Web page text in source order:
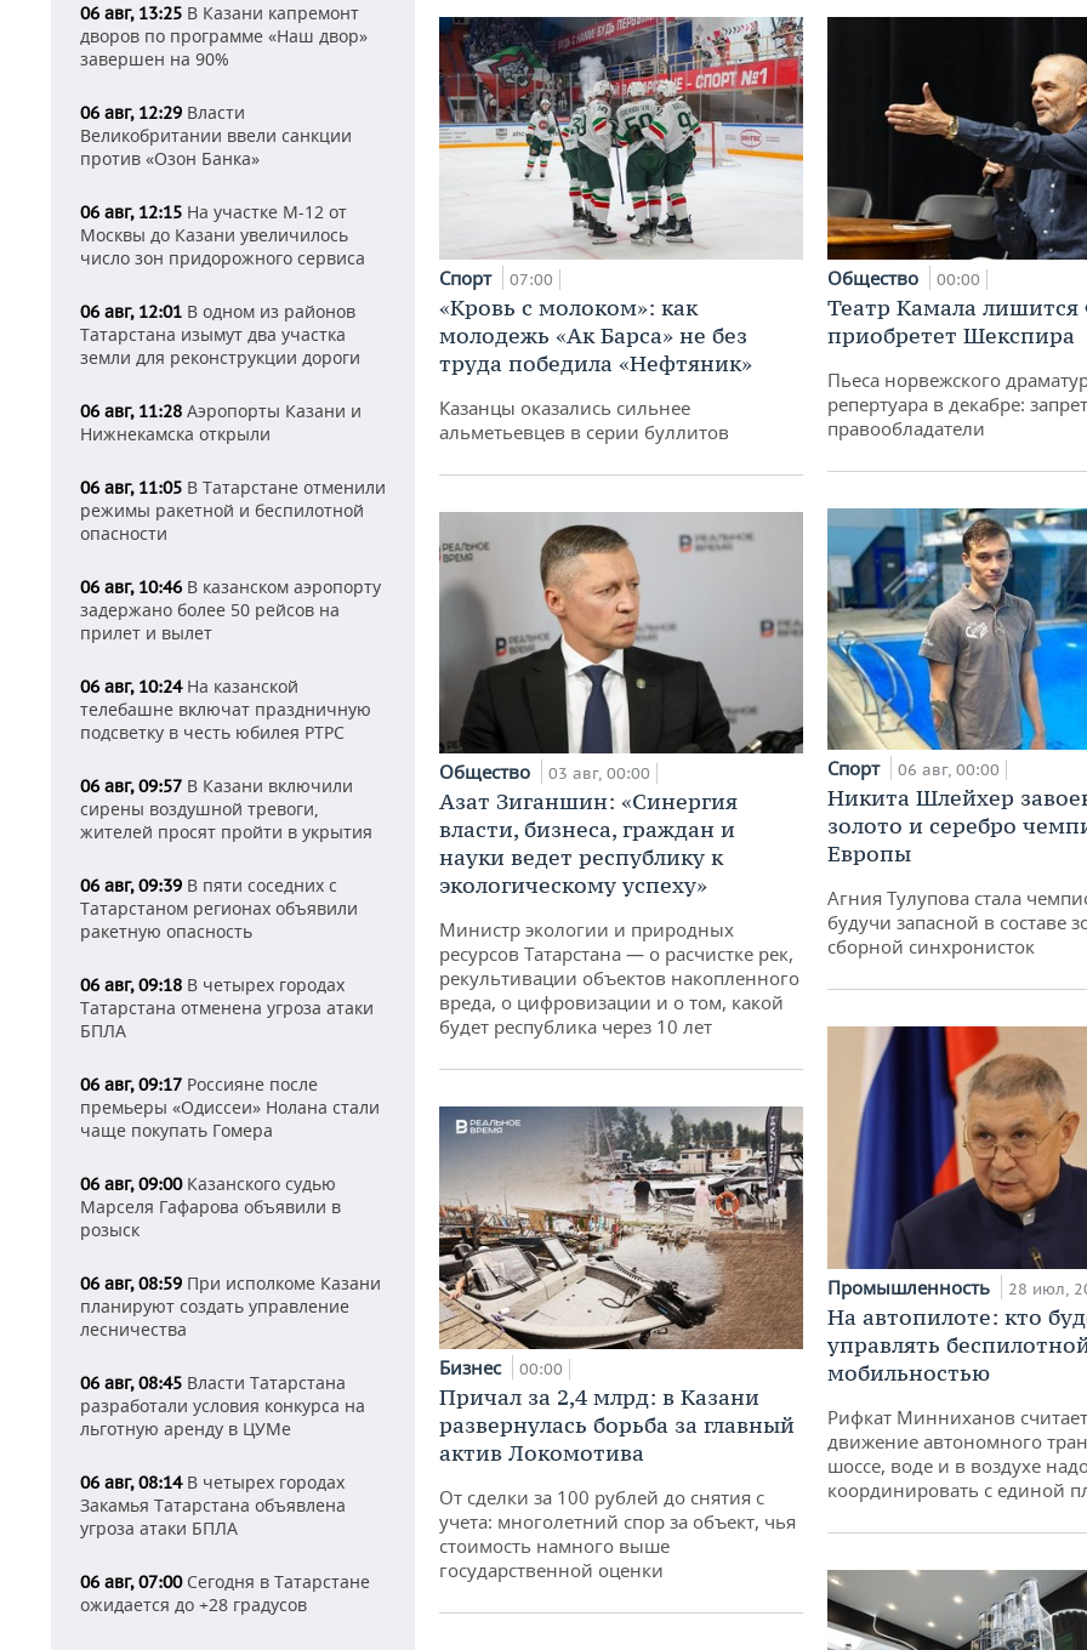
06 авг, 13:25 В Казани капремонт
дворов по программе «Наш двор»
завершен на 90%
06 авг, 12:29 Власти
Великобритании ввели санкции
против «Озон Банка»
06 авг, 12:15 На участке М-12 от
Москвы до Казани увеличилось
число зон придорожного сервиса
06 авг, 12:01 В одном из районов
Татарстана изымут два участка
земли для реконструкции дороги
06 авг, 11:28 Аэропорты Казани и
Нижнекамска открыли
06 авг, 11:05 В Татарстане отменили
режимы ракетной и беспилотной
опасности
06 авг, 10:46 В казанском аэропорту
задержано более 50 рейсов на
прилет и вылет
06 авг, 10:24На казанской
телебашне включат праздничную
подсветку в честь юбилея РТРС
06 авг, 09:57 В Казани включили
сирены воздушной тревоги,
жителей просят пройти в укрытия
06 авг, 09:39 В пяти соседних с
Татарстаном регионах объявили
ракетную опасность
06 авг, 09:18 В четырех городах
Татарстана отменена угроза атаки
БПЛА
06 авг, 09:17 Россияне после
премьеры «Одиссеи» Нолана стали
чаще покупать Гомера
06 авг, 09:00Казанского судью
Марселя Гафарова объявили в
розыск
06 авг, 08:59 При исполкоме Казани
планируют создать управление
лесничества
06 авг, 08:45 Власти Татарстана
разработали условия конкурса на
льготную аренду в ЦУМе
06 авг, 08:14В четырех городах
Закамья Татарстана объявлена
угроза атаки БПЛА
06 авг, 07:00Сегодня в Татарстане
ожидается до +28 градусов
Спорт 07:00
«Кровь с молоком»: как
молодежь «Ак Барса» не без
труда победила «Нефтяник»
Казанцы оказались сильнее
альметьевцев в серии буллитов
Общество 03 авг, 00:00
Азат Зиганшин: «Синергия
власти, бизнеса, граждан и
науки ведет республику к
экологическому успеху»
Министр экологии и природных
ресурсов Татарстана — о расчистке рек,
рекультивации объектов накопленного
вреда, о цифровизации и о том, какой
будет республика через 10 лет
Бизнес 00:00
Причал за 2,4 млрд: в Казани
развернулась борьба за главный
актив Локомотива
От сделки за 100 рублей до снятия с
учета: многолетний спор за объект, чья
стоимость намного выше
государственной оценки
Общество 00:00
Театр Камала лишится
приобретет Шекспира
Пьеса норвежского
репертуара в декабре:
правообладатели
Спорт 06 авг, 00:00
Никита Шлейхер
золото и серебро
Европы
Агния Тулупова стала
будучи запасной в составе
сборной синхронисток
Промышленность 28 июл,
На автопилоте: кто
управлять
мобильностью
Рифкат Минниханов
движение автономного
шоссе, воде и в воздухе
координировать с единой